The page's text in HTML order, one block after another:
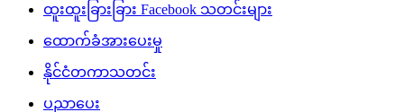
ထူးထူးခြားခြား Facebook သတင်းများ
ထောက်ခံအားပေးမှု
နိုင်ငံတကာသတင်း
ပညာပေး